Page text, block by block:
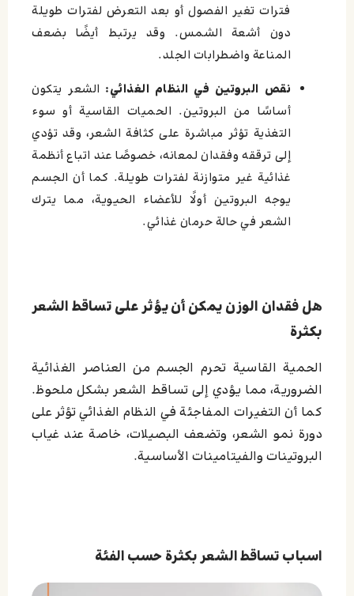
فترات تغير الفصول أو بعد التعرض لفترات طويلة
دون أشعة الشمس. وقد يرتبط أيضًا بضعف
المناعة واضطرابات الجلد.
نقص البروتين في النظام الغذائي: الشعر يتكون
أساسًا من البروتين. الحميات القاسية أو سوء
التغذية تؤثر مباشرة على كثافة الشعر، وقد تؤدي
إلى ترققه وفقدان لمعانه، خصوصًا عند اتباع أنظمة
غذائية غير متوازنة لفترات طويلة. كما أن الجسم
يوجه البروتين أولًا للأعضاء الحيوية، مما يترك
الشعر في حالة حرمان غذائي.
هل فقدان الوزن يمكن أن يؤثر على تساقط الشعر
بكثرة
الحمية القاسية تحرم الجسم من العناصر الغذائية
الضرورية، مما يؤدي إلى تساقط الشعر بشكل ملحوظ.
كما أن التغيرات المفاجئة في النظام الغذائي تؤثر على
دورة نمو الشعر، وتضعف البصيلات، خاصة عند غياب
البروتينات والفيتامينات الأساسية.
اسباب تساقط الشعر بكثرة حسب الفئة